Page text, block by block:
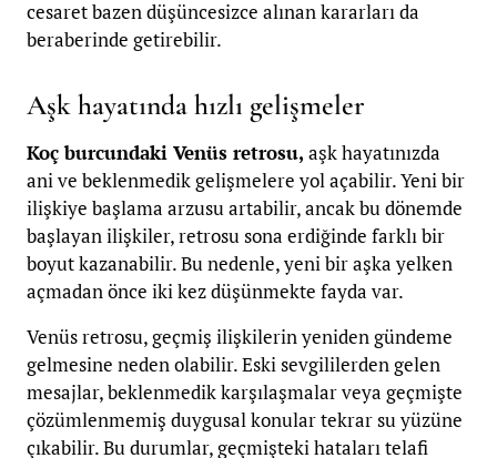
cesaret bazen düşüncesizce alınan kararları da
beraberinde getirebilir.
Aşk hayatında hızlı gelişmeler
Koç burcundaki Venüs retrosu, aşk hayatınızda
ani ve beklenmedik gelişmelere yol açabilir. Yeni bir
ilişkiye başlama arzusu artabilir, ancak bu dönemde
başlayan ilişkiler, retrosu sona erdiğinde farklı bir
boyut kazanabilir. Bu nedenle, yeni bir aşka yelken
açmadan önce iki kez düşünmekte fayda var.
Venüs retrosu, geçmiş ilişkilerin yeniden gündeme
gelmesine neden olabilir. Eski sevgililerden gelen
mesajlar, beklenmedik karşılaşmalar veya geçmişte
çözümlenmemiş duygusal konular tekrar su yüzüne
çıkabilir. Bu durumlar, geçmişteki hataları telafi